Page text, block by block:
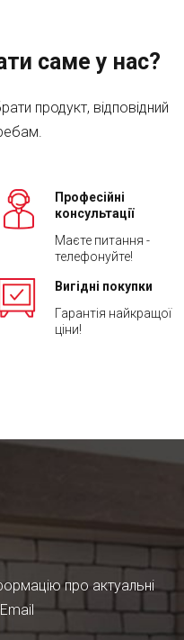
саме у нас?
продукт, відповідний
Професійні
консультації
Маєте питання -
телефонуйте!
Вигідні покупки
Гарантія найкращої
ціни!
про актуальні